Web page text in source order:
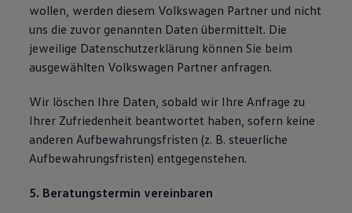
wollen, werden diesem Volkswagen Partner und nicht
uns die zuvor genannten Daten übermittelt. Die
jeweilige Datenschutzerklärung können Sie beim
ausgewählten Volkswagen Partner anfragen.
Wir löschen Ihre Daten, sobald wir Ihre Anfrage zu
Ihrer Zufriedenheit beantwortet haben, sofern keine
anderen Aufbewahrungsfristen (z. B. steuerliche
Aufbewahrungsfristen) entgegenstehen.
5. Beratungstermin vereinbaren